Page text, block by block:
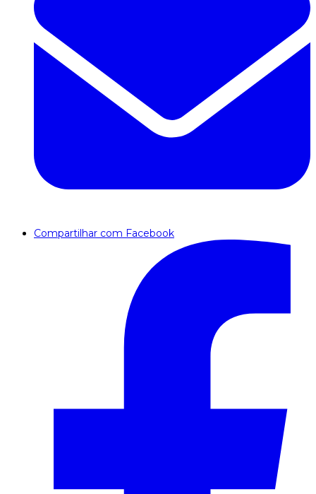
Compartilhar com Facebook